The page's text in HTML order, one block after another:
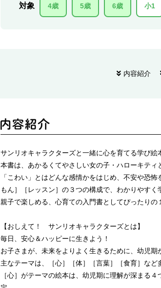
対象 4歳 5歳 6歳 小1
内容紹介
サンリオキャラクターズと一緒に心を育てる学び絵
本書は、あかるくてやさしい女の子・ハローキティ
「こわい」とはどんな感情かをはじめ、不安や恐
もん］［レッスン］の３つの構成で、わかりやすく
親子で楽しめる、心育ての入門書としてぴったりの
【おしえて！ サンリオキャラクターズとは】
毎日、安心＆ハッピーに生きよう！
お子さまが、未来をよりよく生きるために、幼児
主なテーマは、［心］［体］［言葉］［食育］など
［心］がテーマの絵本は、幼児期に理解が深まる